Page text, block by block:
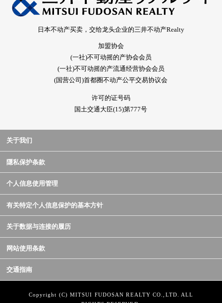
日本不动产买卖，交给龙头企业的三井不动产Realty
加盟协会
(一社)不可动摇的产协会会员
(一社)不可动摇的产流通经营协会会员
(国营公司)首都圈不动产公平交易协议会
许可的证号码
国土交通大臣(15)第777号
关于我们
隱私保护条款
个人信息使用管理
有关特定个人信息保护的基本方针
关于数据与连接的履历
网站使用条款
交通指南
Copyright (C) MITSUI FUDOSAN REALTY CO.,LTD. ALL